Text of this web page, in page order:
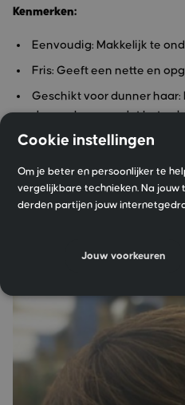
Kenmerken:
Eenvoudig: Makkelijk te
Fris: Geeft een nette en
Geschikt voor dunner
dunner haar, omdat het
bovenkant
Styling: Voor deze look kun je
product gebruiken zonder dat
Fiber geeft medium
Cookie instellingen
Om je beter en persoonlijker te
vergelijkbare technieken. Na jouw
derden partijen jouw
Jouw voorkeuren